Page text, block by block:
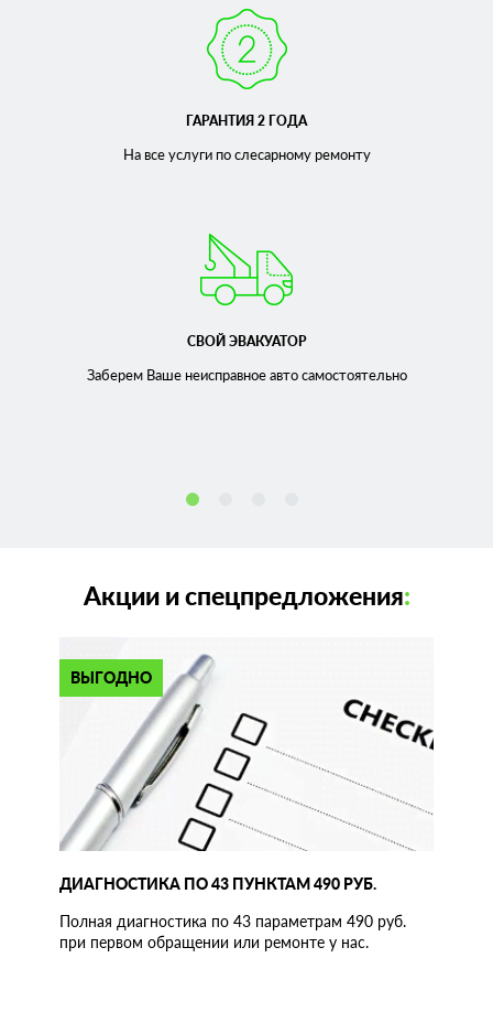
ГАРАНТИЯ 2 ГОДА
На все услуги по слесарномуремонту
СВОЙ ЭВАКУАТОР
Заберем Ваше неисправноеавто самостоятельно
Акции и спецпредложения:
ВЫГОДНО
ДИАГНОСТИКА ПО 43 ПУНКТАМ 490 РУБ.
Полная диагностика по 43 параметрам 490 руб.
при первом обращении или ремонте у нас.